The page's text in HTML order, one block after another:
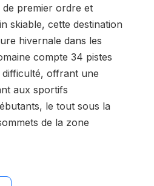
premier ordre et
skiable, cette destination
hivernale dans les
compte 34 pistes
offrant une
aux sportifs
le tout sous la
de la zone